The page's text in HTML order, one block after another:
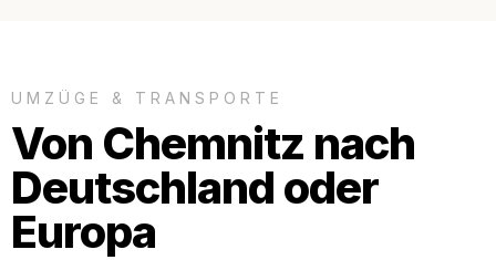
UMZÜGE & TRANSPORTE
Von Chemnitz nach
Deutschland oder
Europa